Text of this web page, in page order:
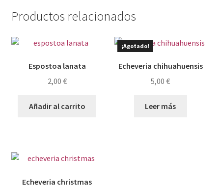
Productos relacionados
Espostoa lanata
2,00 €
Añadir al carrito
¡Agotado!
Echeveria chihuahuensis
5,00€
Leer más
Echeveria christmas